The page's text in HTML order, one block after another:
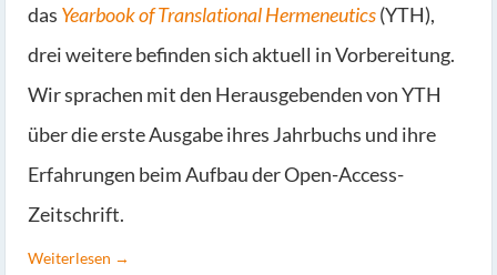
das Yearbook of Translational Hermeneutics(YTH),
drei weitere befinden sich aktuell in Vorbereitung.
Wir sprachen mit den Herausgebenden von YTH
über die erste Ausgabe ihres Jahrbuchs und ihre
Erfahrungen beim Aufbau der Open-Access-
Zeitschrift.
Weiterlesen →